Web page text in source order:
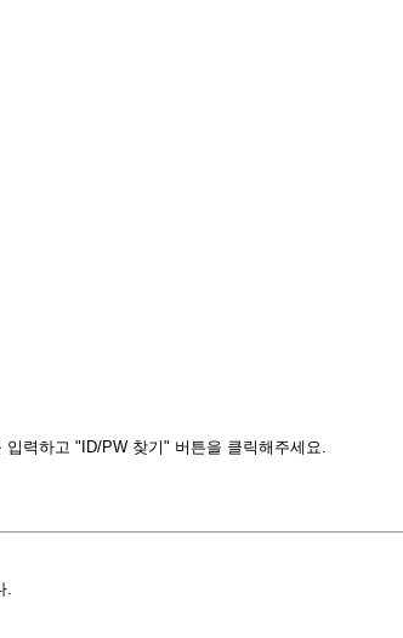
력하고 "ID/PW 찾기" 버튼을 클릭해주세요.
.